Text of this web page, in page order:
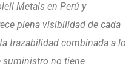
Metals en Perú y
plena visibilidad de cada
trazabilidad combinada a lo
suministro no tiene